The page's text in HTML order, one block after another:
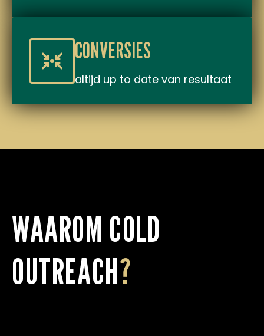
CONVERSIES
altijd up to date van resultaat
WAAROM COLD
OUTREACH?